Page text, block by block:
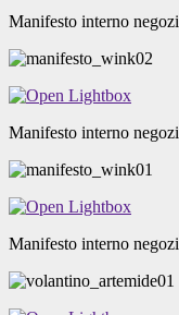
Manifesto interno
Manifesto interno
Manifesto interno